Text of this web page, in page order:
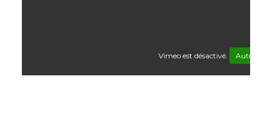
Vimeo est désactivé. Autoriser